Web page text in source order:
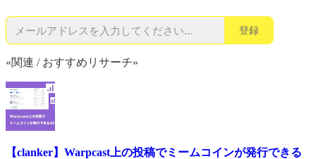
登録
«関連 / おすすめリサーチ»
【clanker】Warpcast上の投稿でミームコインが発行できる